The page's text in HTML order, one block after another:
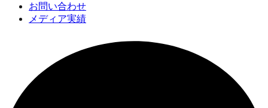
お問い合わせ
メディア実績